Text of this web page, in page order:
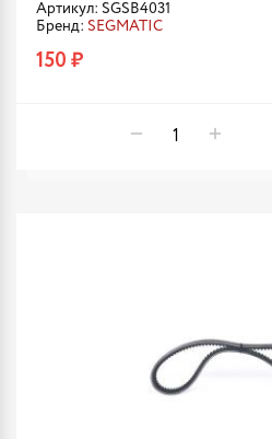
Артикул: SGSB4031
Бренд: SEGMATIC
150 ₽